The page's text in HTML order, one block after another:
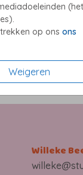
(het
op ons ons
Weigeren
Willeke